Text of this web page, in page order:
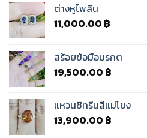
ต่างหูไพลิน
11,000.00 ฿
สร้อยข้อมือมรกต
19,500.00 ฿
แหวนซิทรีนสีแม่โขง
13,900.00 ฿